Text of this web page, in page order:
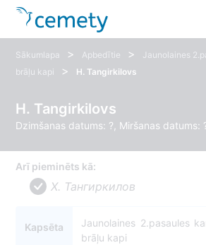
Sākumlapa > Apbedītie >
Jaunolaines
brāļu kapi
> H. Tangirkilovs
H. Tangirkilovs
Dzimšanas datums: ?, Miršanas datums:
Arī pieminēts kā:
Х. Тангиркилов
Kapsēta
Jaunolaines 2.pasaules
brāļu kapi